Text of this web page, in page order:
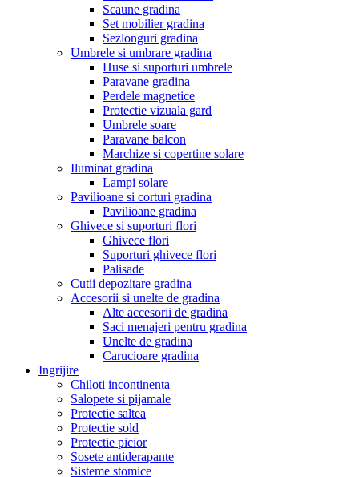
Scaune gradina
Set mobilier gradina
Sezlonguri gradina
Umbrele si umbrare gradina
Huse si suporturi umbrele
Paravane gradina
Perdele magnetice
Protectie vizuala gard
Umbrele soare
Paravane balcon
Marchize si copertine solare
Iluminat gradina
Lampi solare
Pavilioane si corturi gradina
Pavilioane gradina
Ghivece si suporturi flori
Ghivece flori
Suporturi ghivece flori
Palisade
Cutii depozitare gradina
Accesorii si unelte de gradina
Alte accesorii de gradina
Saci menajeri pentru gradina
Unelte de gradina
Carucioare gradina
Ingrijire
Chiloti incontinenta
Salopete si pijamale
Protectie saltea
Protectie sold
Protectie picior
Sosete antiderapante
Sisteme stomice